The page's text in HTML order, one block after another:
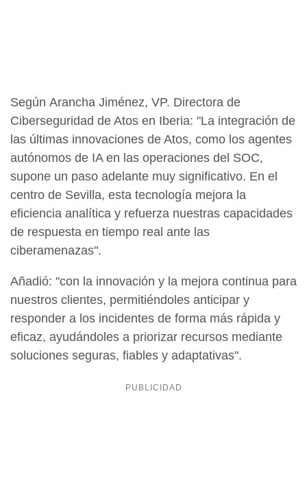
Según Arancha Jiménez, VP. Directora de
Ciberseguridad de Atos en Iberia: "La integración de
las últimas innovaciones de Atos, como los agentes
autónomos de IA en las operaciones del SOC,
supone un paso adelante muy significativo. En el
centro de Sevilla, esta tecnología mejora la
eficiencia analítica y refuerza nuestras capacidades
de respuesta en tiempo real ante las
ciberamenazas".
Añadió: "con la innovación y la mejora continua para
nuestros clientes, permitiéndoles anticipar y
responder a los incidentes de forma más rápida y
eficaz, ayudándoles a priorizar recursos mediante
soluciones seguras, fiables y adaptativas".